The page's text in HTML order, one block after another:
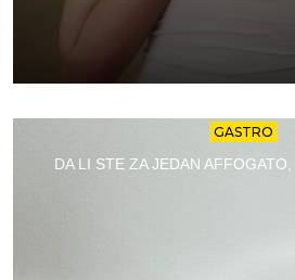
GASTRO
DA LI STE ZA JEDAN